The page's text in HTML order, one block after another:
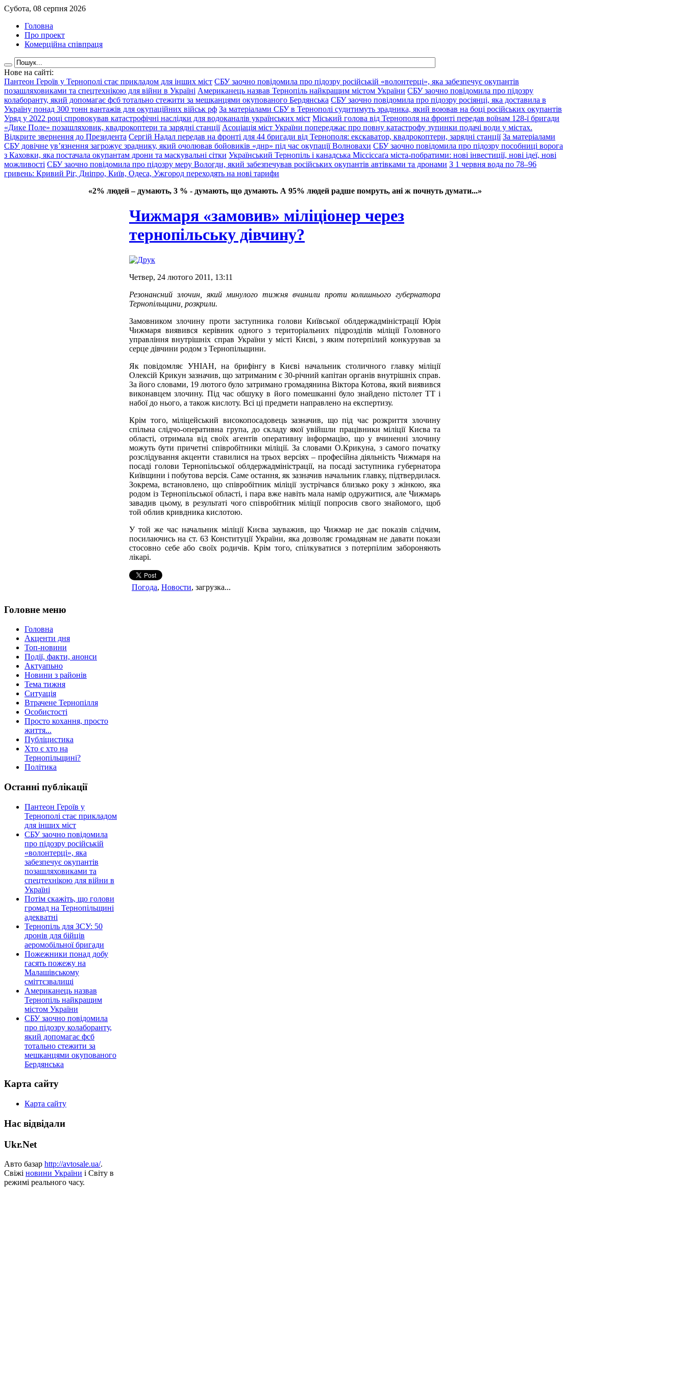
Субота, 08 серпня 2026
Головна
Про проект
Комерційна співпраця
Нове на сайті:
Пантеон Героїв у Тернополі стає прикладом для інших міст СБУ заочно повідомила про підозру російській «волонтерці», яка забезпечує окупантів
позашляховиками та спецтехнікою для війни в Україні Американець назвав Тернопіль найкращим містом України СБУ заочно повідомила про підозру
колаборанту, який допомагає фсб тотально стежити за мешканцями окупованого Бердянська СБУ заочно повідомила про підозру росіянці, яка доставила в
Україну понад 300 тонн вантажів для окупаційних військ рф За матеріалами СБУ в Тернополі судитимуть зрадника, який воював на боці російських окупантів
Уряд у 2022 році спровокував катастрофічні наслідки для водоканалів українських міст Міський голова від Тернополя на фронті передав воїнам 128-ї бригади
«Дике Поле» позашляховик, квадрокоптери та зарядні станції Асоціація міст України попереджає про повну катастрофу зупинки подачі води у містах.
Відкрите звернення до Президента Сергій Надал передав на фронті для 44 бригади від Тернополя: екскаватор, квадрокоптери, зарядні станції За матеріалами
СБУ довічне ув’язнення загрожує зраднику, який очолював бойовиків «днр» під час окупації Волновахи СБУ заочно повідомила про підозру пособниці ворога
з Каховки, яка постачала окупантам дрони та маскувальні сітки Український Тернопіль і канадська Міссіссаґа міста-побратими: нові інвестиції, нові ідеї, нові
можливості СБУ заочно повідомила про підозру меру Вологди, який забезпечував російських окупантів автівками та дронами З 1 червня вода по 78–96
гривень: Кривий Ріг, Дніпро, Київ, Одеса, Ужгород переходять на нові тарифи
«2% людей – думають, 3 % - думають, що думають. А 95% людей радше помруть, ані ж почнуть думати...»
Чижмаря «замовив» міліціонер через
тернопільську дівчину?
Четвер, 24 лютого 2011, 13:11
Резонансний злочин, який минулого тижня вчинили проти колишнього губернатора
Тернопільщини, розкрили.
Замовником злочину проти заступника голови Київської облдержадміністрації Юрія
Чижмаря виявився керівник одного з територіальних підрозділів міліції Головного
управління внутрішніх справ України у місті Києві, з яким потерпілий конкурував за
серце дівчини родом з Тернопільщини.
Як повідомляє УНІАН, на брифінгу в Києві начальник столичного главку міліції
Олексій Крикун зазначив, що затриманим є 30-річний капітан органів внутрішніх справ.
За його словами, 19 лютого було затримано громадянина Віктора Котова, який виявився
виконавцем злочину. Під час обшуку в його помешканні було знайдено пістолет ТТ і
набої до нього, а також кислоту. Всі ці предмети направлено на експертизу.
Крім того, міліцейський високопосадовець зазначив, що під час розкриття злочину
спільна слідчо-оперативна група, до складу якої увійшли працівники міліції Києва та
області, отримала від своїх агентів оперативну інформацію, що у вчиненні злочину
можуть бути причетні співробітники міліції. За словами О.Крикуна, з самого початку
розслідування акценти ставилися на трьох версіях – професійна діяльність Чижмаря на
посаді голови Тернопільської облдержадміністрації, на посаді заступника губернатора
Київщини і побутова версія. Саме остання, як зазначив начальник главку, підтвердилася.
Зокрема, встановлено, що співробітник міліції зустрічався близько року з жінкою, яка
родом із Тернопільської області, і пара вже навіть мала намір одружитися, але Чижмарь
завадив цьому, в результаті чого співробітник міліції попросив свого знайомого, щоб
той облив кривдника кислотою.
У той же час начальник міліції Києва зауважив, що Чижмар не дає показів слідчим,
посилаючись на ст. 63 Конституції України, яка дозволяє громадянам не давати покази
стосовно себе або своїх родичів. Крім того, спілкуватися з потерпілим забороняють
лікарі.
Погода, Новости, загрузка...
Головне меню
Головна
Акценти дня
Топ-новини
Події, факти, анонси
Актуапьно
Новини з районів
Тема тижня
Ситуація
Втрачене Тернопілля
Особистості
Просто кохання, просто
життя...
Публіцистика
Хто є хто на
Тернопільщині?
Політика
Останні публікації
Пантеон Героїв у
Тернополі стає прикладом
для інших міст
СБУ заочно повідомила
про підозру російській
«волонтерці», яка
забезпечує окупантів
позашляховиками та
спецтехнікою для війни в
Україні
Потім скажіть, що голови
громад на Тернопільщині
адекватні
Тернопіль для ЗСУ: 50
дронів для бійців
аеромобільної бригади
Пожежники понад добу
гасять пожежу на
Малашівському
сміттєзвалищі
Американець назвав
Тернопіль найкращим
містом України
СБУ заочно повідомила
про підозру колаборанту,
який допомагає фсб
тотально стежити за
мешканцями окупованого
Бердянська
Карта сайту
Карта сайту
Нас відвідали
Ukr.Net
Авто базар http://avtosale.ua/.
Свіжі новини України і Світу в
режимі реального часу.